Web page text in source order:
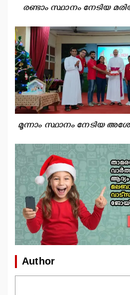
രണ്ടാം സ്ഥാനം നേടിയ
മൂന്നാം സ്ഥാനം നേടിയ
Author